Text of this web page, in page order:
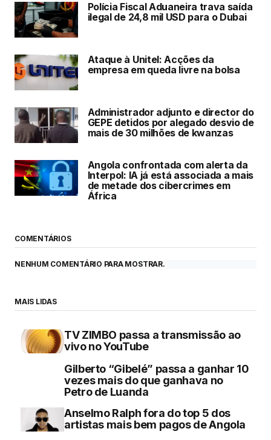
Polícia Fiscal Aduaneira trava saída
ilegal de 24,8 mil USD para o Dubai
Ataque à Unitel: Acções da
empresa em queda livre na bolsa
Administrador adjunto e director do
GEPE detidos por alegado desvio de
mais de 30 milhões de kwanzas
Angola confrontada com alerta da
Interpol: IA já está associada a mais
de metade dos cibercrimes em
África
COMENTÁRIOS
NENHUM COMENTÁRIO PARA MOSTRAR.
MAIS LIDAS
TV ZIMBO passa a transmissão ao
vivo no YouTube
Gilberto “Gibelé” passa a ganhar 10
vezes mais do que ganhava no
Petro de Luanda
Anselmo Ralph fora do top 5 dos
artistas mais bem pagos de Angola